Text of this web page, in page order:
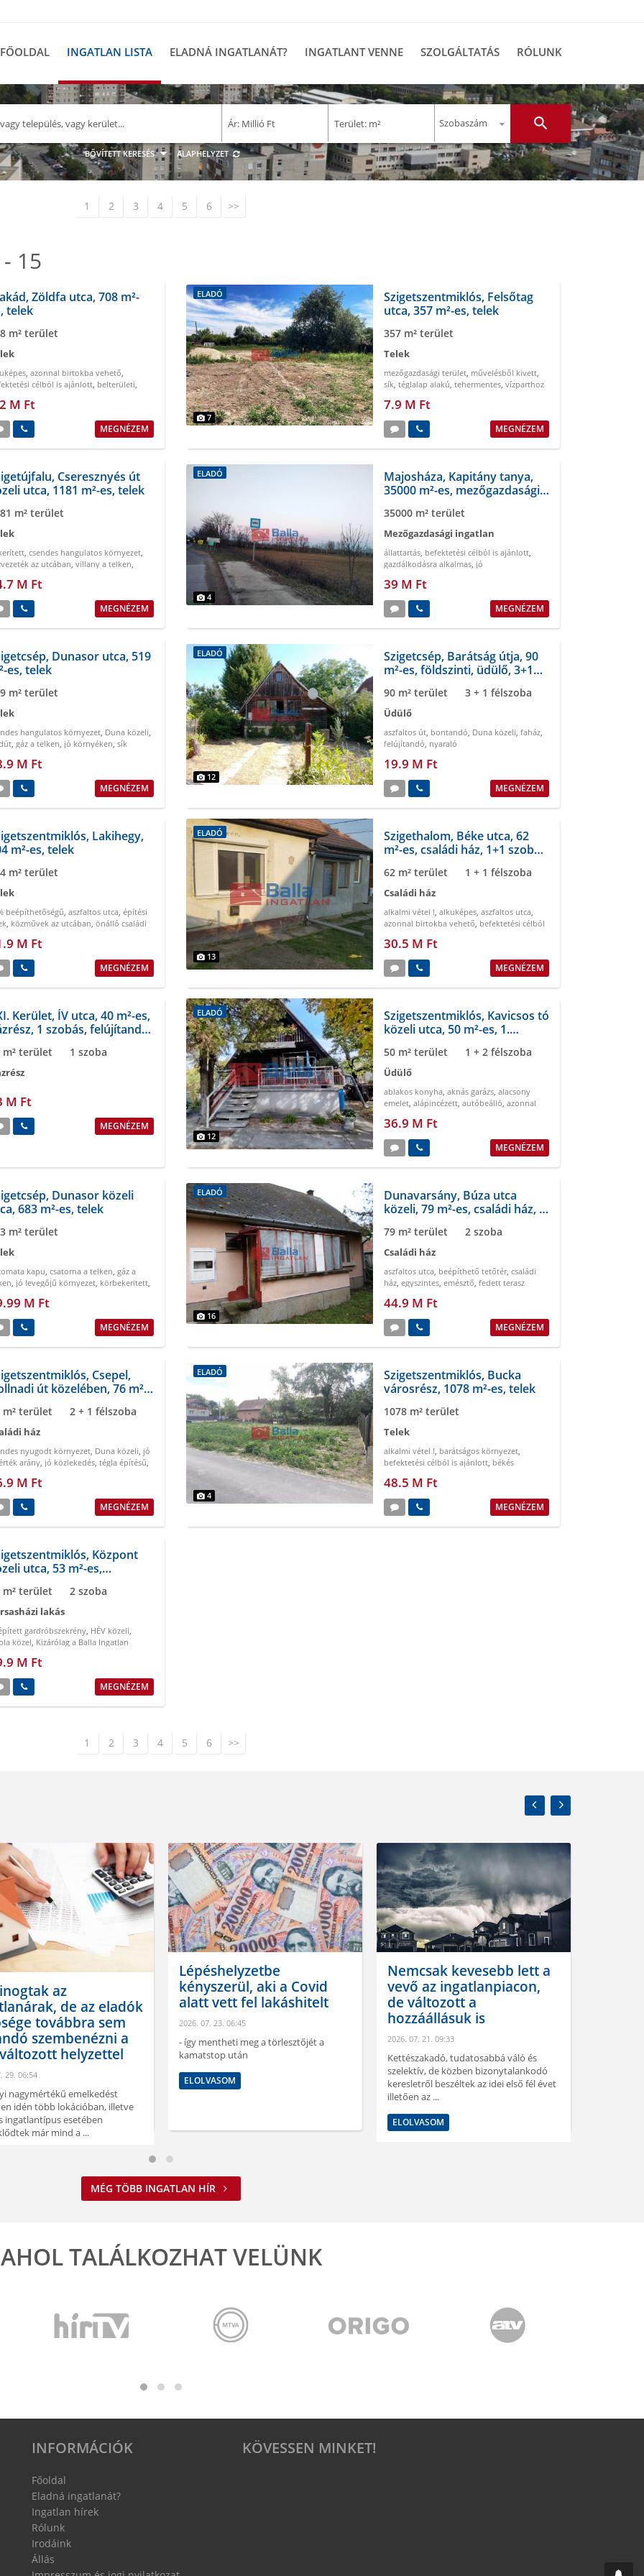
FŐOLDAL INGATLAN LISTA ELADNÁ INGATLANÁT? INGATLANT VENNE SZOLGÁLTATÁS RÓLUNK
–
Ár: Millió Ft –
Terület: m² search
BŐVÍTETT KERESÉS ALAPHELYZET
1 2 3 4 5 6 >>
15
Zöldfa utca, 708 m²-
telek
m² terület
, azonnal birtokba vehető,
célból is ajánlott, belterületi,
környezet
M Ft
MEGNÉZEM
ELADÓ
7
Szigetszentmiklós, Felsőtag
utca, 357 m²-es, telek
357 m² terület
Telek
mezőgazdasági terület, művelésből kivett,
sík, téglalap alakú, tehermentes, vízparthoz
7.9 M Ft
MEGNÉZEM
Cseresznyés út
utca, 1181 m²-es, telek
m² terület
, csendes hangulatos környezet,
az utcában, villany a telken,
M Ft
MEGNÉZEM
ELADÓ
4
Majosháza, Kapitány tanya,
35000 m²-es, mezőgazdasági
35000 m² terület
Mezőgazdasági ingatlan
állattartás, befektetési célból is ajánlott,
gazdálkodásra alkalmas, jó
Budapesthez
39 M Ft
MEGNÉZEM
Dunasor utca, 519
es, telek
m² terület
hangulatos környezet, Duna közeli,
, gáz a telken, jó környéken, sík
M Ft
MEGNÉZEM
ELADÓ
12
Szigetcsép, Barátság útja, 90
m²-es, földszinti, üdülő, 3+1
90 m² terület 3 + 1 félszoba
Üdülő
aszfaltos út, bontandó, Duna közeli, faház,
felújítandó, nyaraló
19.9 M Ft
MEGNÉZEM
Lakihegy,
m²-es, telek
m² terület
beépíthetőségű, aszfaltos utca, építési
, közművek az utcában, önálló családi
M Ft
MEGNÉZEM
ELADÓ
13
Szigethalom, Béke utca, 62
m²-es, családi ház, 1+1 szobás,
62 m² terület 1 + 1 félszoba
Családi ház
alkalmi vétel !, alkuképes, aszfaltos utca,
azonnal birtokba vehető, befektetési célból
30.5 M Ft
MEGNÉZEM
Kerület, ÍV utca, 40 m²-es,
1 szobás, felújítandó
m² terület 1 szoba
M Ft
MEGNÉZEM
ELADÓ
12
Szigetszentmiklós, Kavicsos tó
közeli utca, 50 m²-es, 1.
50 m² terület 1 + 2 félszoba
Üdülő
ablakos konyha, aknás garázs, alacsony
emelet, alápincézett, autóbeálló, azonnal
36.9 M Ft
MEGNÉZEM
Dunasor közeli
683 m²-es, telek
m² terület
kapu, csatorna a telken, gáz a
, jó levegőjű környezet, körbekeritett,
M Ft
MEGNÉZEM
ELADÓ
16
Dunavarsány, Búza utca
közeli, 79 m²-es, családi ház, 2
79 m² terület 2 szoba
Családi ház
aszfaltos utca, beépíthető tetőtér, családi
ház, egyszintes, emésztő, fedett terasz
44.9 M Ft
MEGNÉZEM
Csepel,
út közelében, 76 m²-
m² terület 2 + 1 félszoba
ház
nyugodt környezet, Duna közeli, jó
arány, jó közlekedés, tégla építésű,
M Ft
MEGNÉZEM
ELADÓ
4
Szigetszentmiklós, Bucka
városrész, 1078 m²-es, telek
1078 m² terület
Telek
alkalmi vétel !, barátságos környezet,
befektetési célból is ajánlott, békés
figyelmébe
48.5 M Ft
MEGNÉZEM
Központ
utca, 53 m²-es,
m² terület 2 szoba
lakás
gardróbszekrény, HÉV közeli,
közel, Kizárólag a Balla Ingatlan
M Ft
MEGNÉZEM
1 2 3 4 5 6 >>
az
de az eladók
továbbra sem
szembenézni a
helyzettel
29. 06:54
nagymértékű emelkedést
idén több lokációban, illetve
ingatlantípus esetében
már mind a ...
Lépéshelyzetbe
kényszerül, aki a Covid
alatt vett fel lakáshitelt
2026. 07. 23. 06:45
- így mentheti meg a törlesztőjét a
kamatstop után
ELOLVASOM
Nemcsak kevesebb lett a
vevő az ingatlanpiacon,
de változott a
hozzáállásuk is
2026. 07. 21. 09:33
Kettészakadó, tudatosabbá váló és
szelektív, de közben bizonytalankodó
keresletről beszéltek az idei első fél évet
illetően az ...
ELOLVASOM
MÉG TÖBB INGATLAN HÍR
AHOL TALÁLKOZHAT VELÜNK
KÖVESSEN MINKET!
INFORMÁCIÓK
Főoldal
Eladná ingatlanát?
Ingatlan hírek
Rólunk
Irodáink
Állás